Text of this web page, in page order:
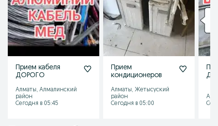
Прием кабеля
ДОРОГО
Алматы, Алмалинский
район
Сегодня в 05:45
Прием
кондиционеров
Алматы, Жетысуский
район
Сегодня в 05:00